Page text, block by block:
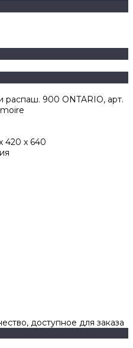
420 x 640
доступное для заказа